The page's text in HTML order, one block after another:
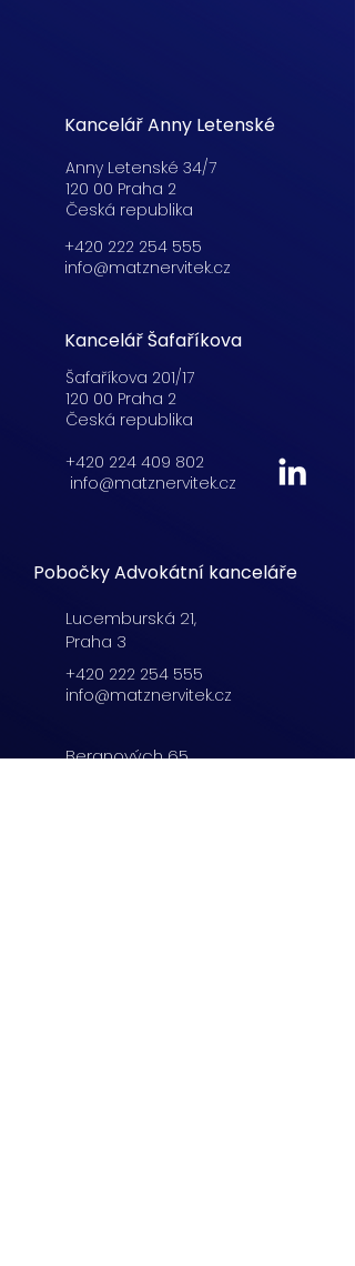
Kancelář Anny Letenské
Anny Letenské 34/7
120 00 Praha 2
Česká republika
+420 222 254 555
info@matznervitek.cz
Kancelář Šafaříkova
Šafaříkova 201/17
120 00 Praha 2
Česká republika
+420 224 409 802
info@matznervitek.cz
Pobočky Advokátní kanceláře
Lucemburská 21,
Praha 3
+420 222 254 555
info@matznervitek.cz
Beranových 65,